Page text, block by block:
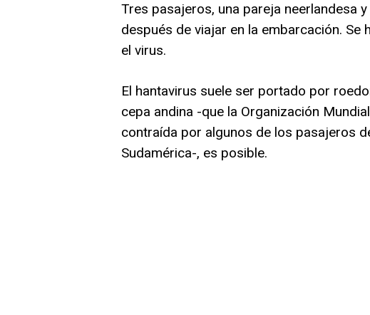
Tres pasajeros, una pareja neerlandesa
después de viajar en la embarcación.
el virus.
El hantavirus suele ser portado por
cepa andina -que la Organización
contraída por algunos de los pasajeros
Sudamérica-, es posible.